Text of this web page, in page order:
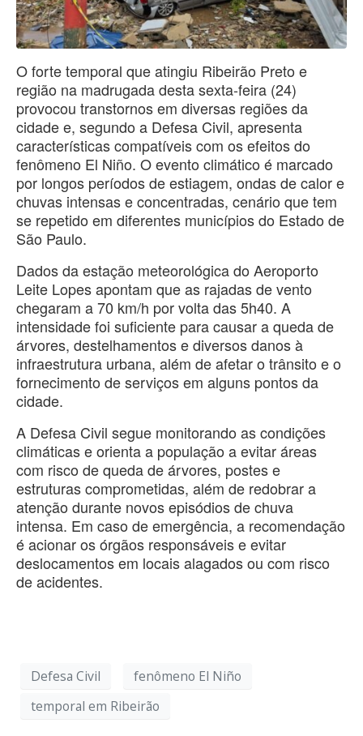
O forte temporal que atingiu Ribeirão Preto e
região na madrugada desta sexta-feira (24)
provocou transtornos em diversas regiões da
cidade e, segundo a Defesa Civil, apresenta
características compatíveis com os efeitos do
fenômeno El Niño. O evento climático é marcado
por longos períodos de estiagem, ondas de calor e
chuvas intensas e concentradas, cenário que tem
se repetido em diferentes municípios do Estado de
São Paulo.
Dados da estação meteorológica do Aeroporto
Leite Lopes apontam que as rajadas de vento
chegaram a 70 km/h por volta das 5h40. A
intensidade foi suficiente para causar a queda de
árvores, destelhamentos e diversos danos à
infraestrutura urbana, além de afetar o trânsito e o
fornecimento de serviços em alguns pontos da
cidade.
A Defesa Civil segue monitorando as condições
climáticas e orienta a população a evitar áreas
com risco de queda de árvores, postes e
estruturas comprometidas, além de redobrar a
atenção durante novos episódios de chuva
intensa. Em caso de emergência, a recomendação
é acionar os órgãos responsáveis e evitar
deslocamentos em locais alagados ou com risco
de acidentes.
Defesa Civil
fenômeno El Niño
temporal em Ribeirão